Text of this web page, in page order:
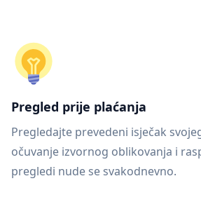
Pregled prije plaćanja
Pregledajte prevedeni isječak
očuvanje izvornog oblikovanja i
pregledi nude se svakodnevno.